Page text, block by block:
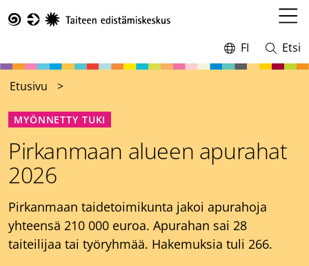
pääsisältöön
valikko
Vaihda
kieltä,
FI
Avaa
ja
Etsi
Etusivu
MYÖNNETTY TUKI
Pirkanmaan alueen apurahat
2026
Pirkanmaan taidetoimikunta jakoi apurahoja
yhteensä 210 000 euroa. Apurahan sai 28
taiteilijaa tai työryhmää. Hakemuksia tuli 266.